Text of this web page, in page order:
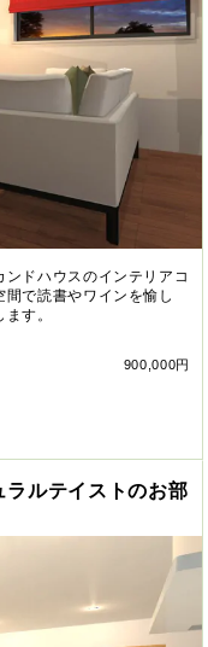
ドハウスのインテリアコ
で読書やワインを愉し
す。
900,000円
ラルテイストのお部